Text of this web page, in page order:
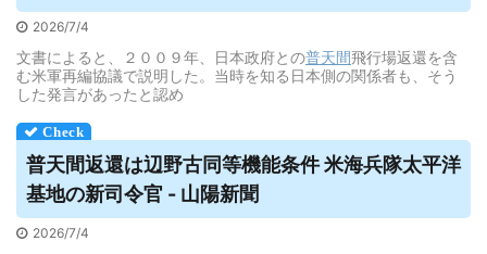
2026/7/4
文書によると、２００９年、日本政府との普天間飛行場返還を含
む米軍再編協議で説明した。当時を知る日本側の関係者も、そう
した発言があったと認め
普天間返還は辺野古同等機能条件 米海兵隊太平洋
基地の新司令官 - 山陽新聞
2026/7/4